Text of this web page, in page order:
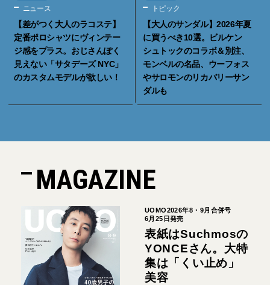
ニュース
【差がつく大人のラコステ】
定番ポロシャツにヴィンテー
ジ感をプラス。おじさんぽく
見えない「サタデーズ NYC」
のカスタムモデルが欲しい！
トピック
【大人のサンダル】2026年夏
に買うべき10選。ビルケン
シュトックのコラボ＆別注、
モンベルの名品、ウーフォス
やサロモンのリカバリーサン
ダルも
MAGAZINE
UOMO2026年8・9月合併号
6月25日発売
表紙はSuchmosの
YONCEさん。大特
集は「くい止め」
美容